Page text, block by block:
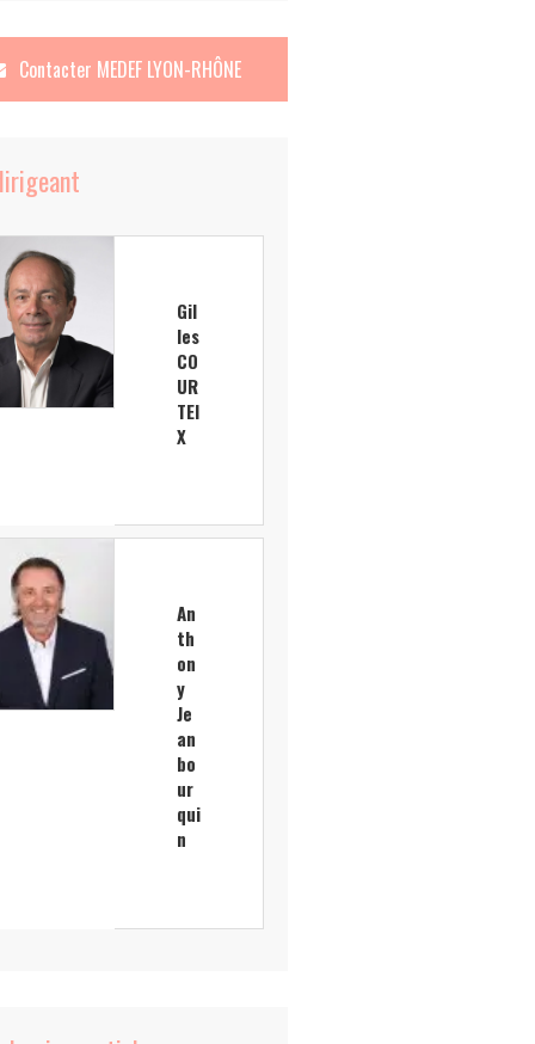
Contacter MEDEF LYON-RHÔNE
Gil
les
CO
UR
TEI
X
An
th
on
y
Je
an
bo
ur
qui
n